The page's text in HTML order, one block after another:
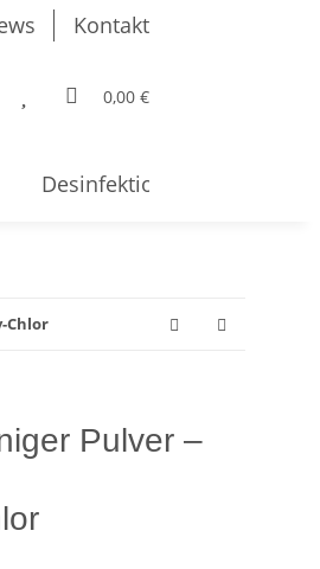
Kontakt
0,00 €
Desinfektion & Hygiene
Chlor
Pulver –